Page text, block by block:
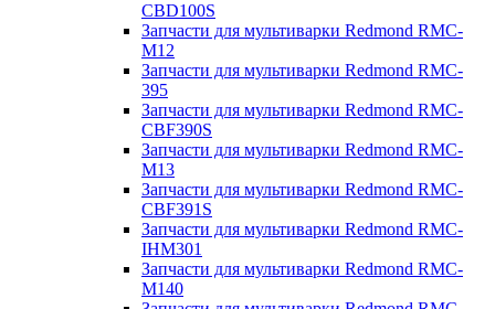
CBD100S
Запчасти для мультиварки Redmond RMC-
M12
Запчасти для мультиварки Redmond RMC-
395
Запчасти для мультиварки Redmond RMC-
CBF390S
Запчасти для мультиварки Redmond RMC-
M13
Запчасти для мультиварки Redmond RMC-
CBF391S
Запчасти для мультиварки Redmond RMC-
IHM301
Запчасти для мультиварки Redmond RMC-
M140